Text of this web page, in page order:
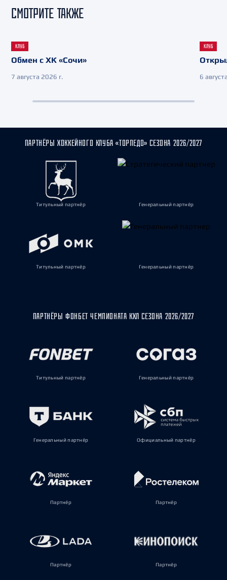
СМОТРИТЕ ТАКЖЕ
КЛУБ
Обмен с ХК «Сочи»
7 августа 2026 г.
КЛУБ
6
ПАРТНЁРЫ ХОККЕЙНОГО КЛУБА «ТОРПЕДО» СЕЗОНА 2026/2027
Титульный партнёр Генеральный партнёр
Титульный партнёр Генеральный партнёр
ПАРТНЁРЫ ФОНБЕТ ЧЕМПИОНАТА КХЛ СЕЗОНА 2026/2027
Титульный партнёр Генеральный партнёр
Генеральный партнёр Официальный партнёр
Партнёр Партнёр
Партнёр Партнёр